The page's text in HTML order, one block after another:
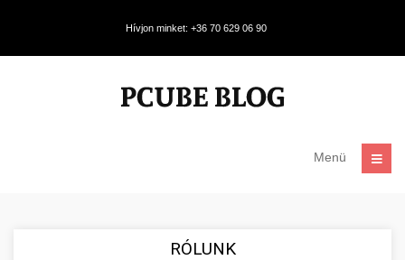
Hívjon minket: +36 70 629 06 90
Menü
RÓLUNK